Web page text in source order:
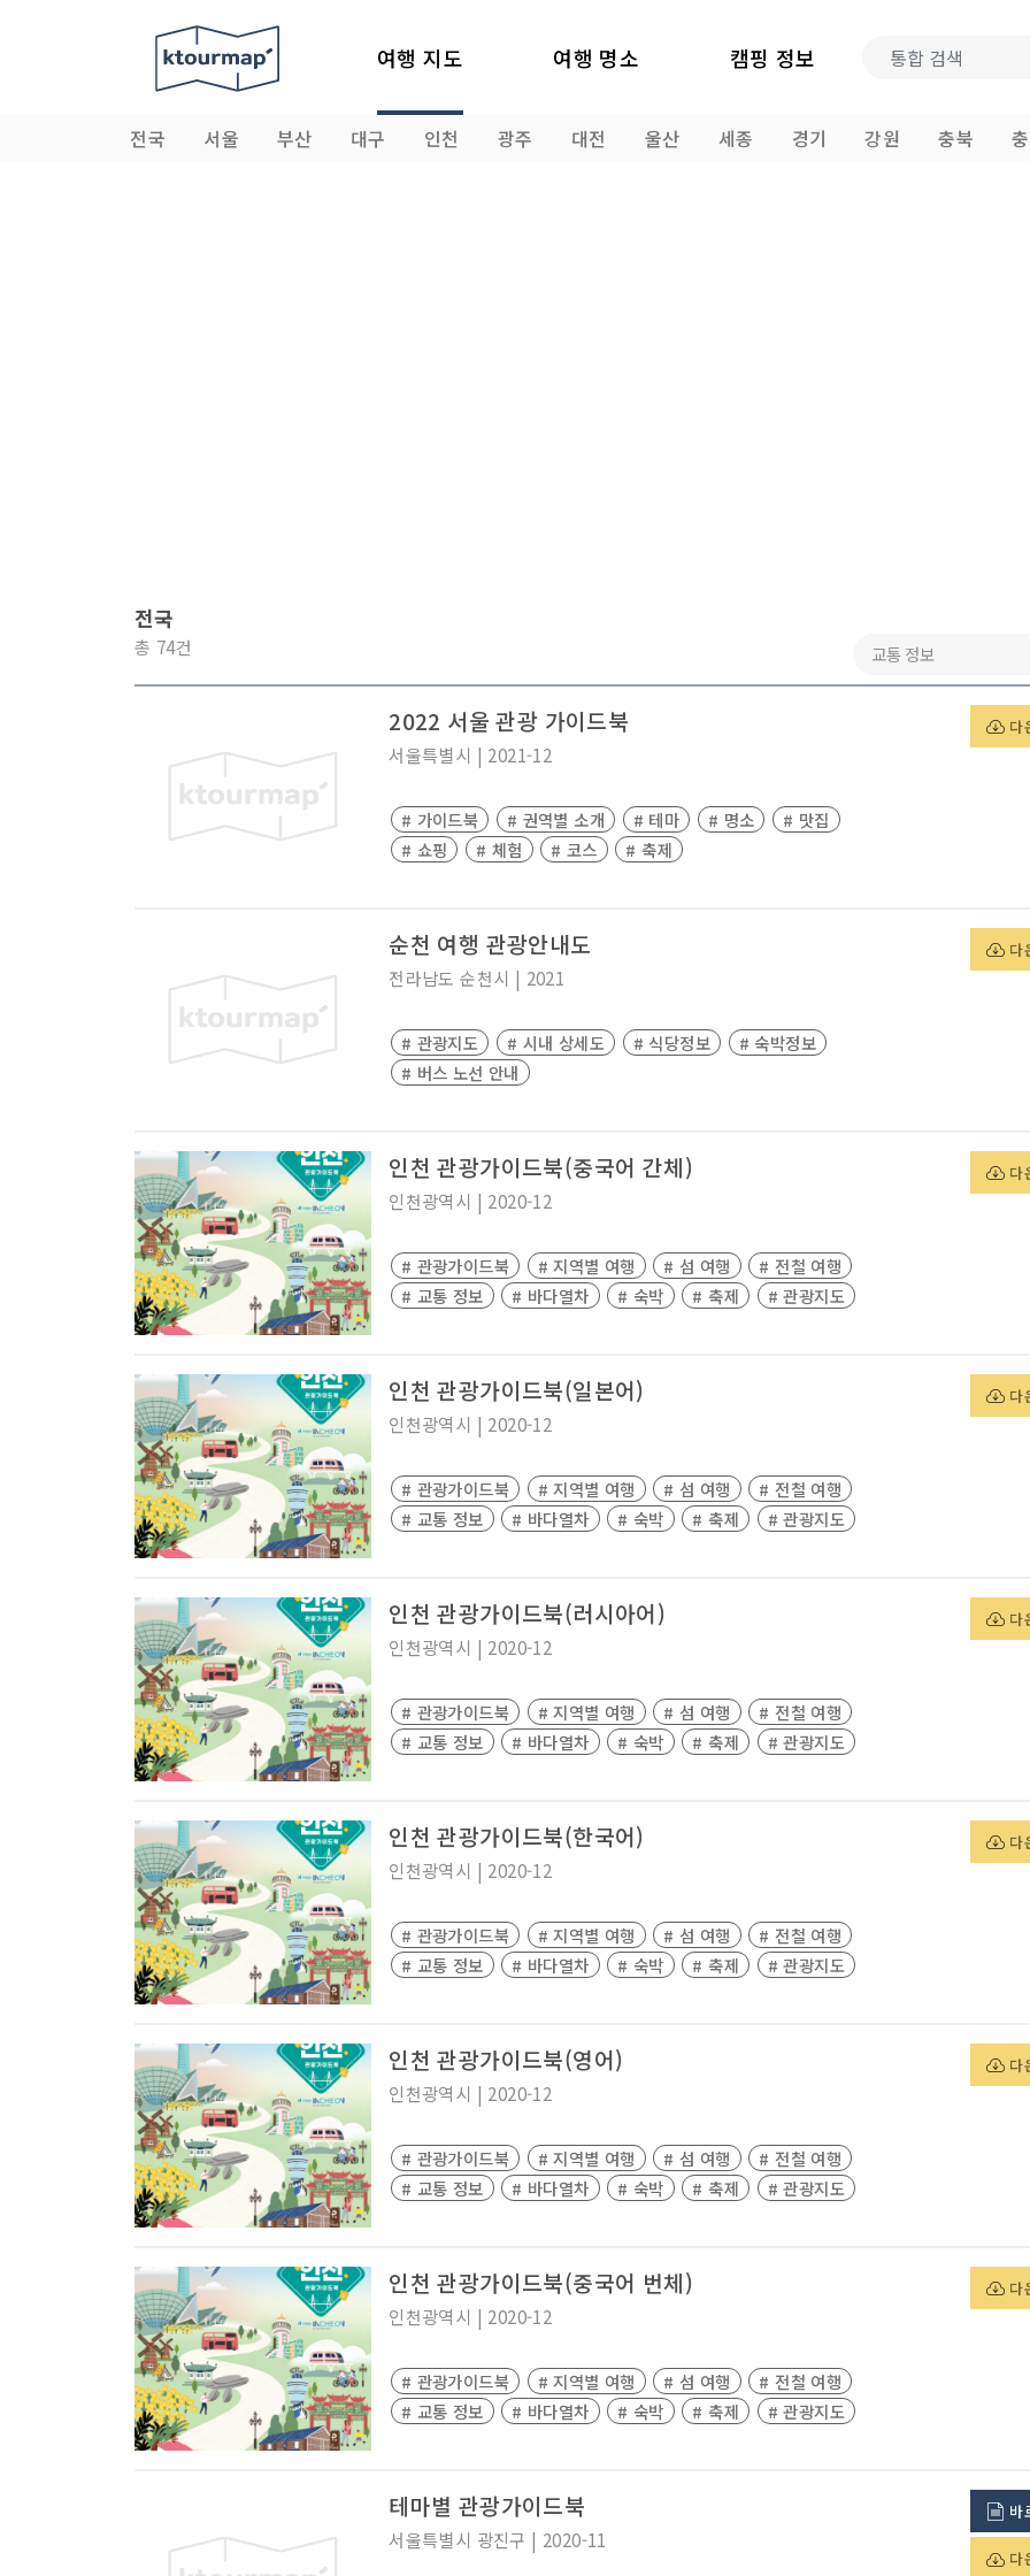
여행 지도 여행 명소 캠핑 정보
전국 서울 부산 대구 인천 광주 대전 울산 세종 경기 강원 충북
전국
총 74건
2022 서울 관광 가이드북
서울특별시 | 2021-12
# 가이드북 # 권역별 소개 # 테마 # 명소
# 맛집
# 쇼핑
# 체험 # 코스 # 축제
다
순천 여행 관광안내도
전라남도 순천시 | 2021
# 관광지도 # 시내 상세도 # 식당정보
# 숙박정보
# 버스 노선 안내
다
인천 관광가이드북(중국어 간체)
인천광역시 | 2020-12
# 관광가이드북 # 지역별 여행 # 섬 여행
# 전철 여행
# 교통 정보
# 바다열차 # 숙박 # 축제 # 관광지도
다
인천 관광가이드북(일본어)
인천광역시 | 2020-12
# 관광가이드북 # 지역별 여행 # 섬 여행
# 전철 여행
# 교통 정보
# 바다열차 # 숙박 # 축제 # 관광지도
다
인천 관광가이드북(러시아어)
인천광역시 | 2020-12
# 관광가이드북 # 지역별 여행 # 섬 여행
# 전철 여행
# 교통 정보
# 바다열차 # 숙박 # 축제 # 관광지도
다
인천 관광가이드북(한국어)
인천광역시 | 2020-12
# 관광가이드북 # 지역별 여행 # 섬 여행
# 전철 여행
# 교통 정보
# 바다열차 # 숙박 # 축제 # 관광지도
다
인천 관광가이드북(영어)
인천광역시 | 2020-12
# 관광가이드북 # 지역별 여행 # 섬 여행
# 전철 여행
# 교통 정보
# 바다열차 # 숙박 # 축제 # 관광지도
다
인천 관광가이드북(중국어 번체)
인천광역시 | 2020-12
# 관광가이드북 # 지역별 여행 # 섬 여행
# 전철 여행
# 교통 정보
# 바다열차 # 숙박 # 축제 # 관광지도
다
테마별 관광가이드북
서울특별시 광진구 | 2020-11
바
다